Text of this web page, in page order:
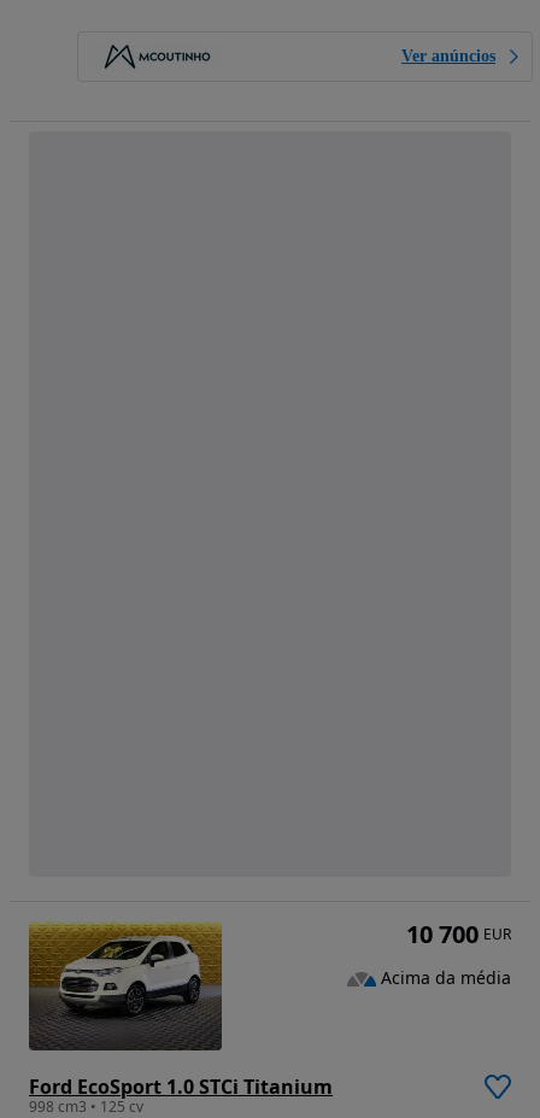
Ver anúncios
Ford EcoSport 1.0 STCi Titanium
998 cm3 • 125 cv
10 700 EUR
Acima da média